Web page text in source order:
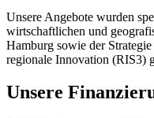
Unsere Angebote wurden
wirtschaftlichen und
Hamburg sowie der
regionale Innovation (RIS3)
Unsere